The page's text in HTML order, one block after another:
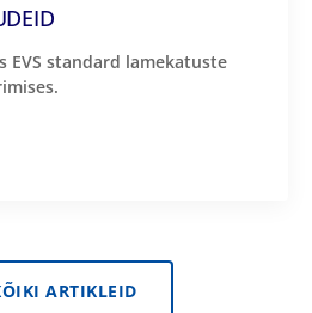
EVS standard lamekatuste
ARTIKLEID